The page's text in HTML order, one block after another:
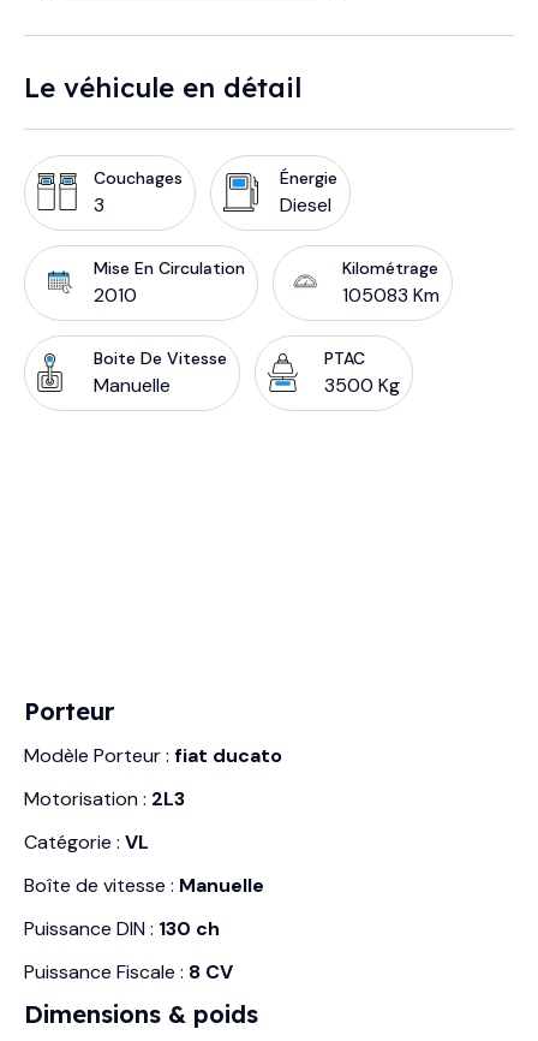
Le véhicule en détail
Couchages
3
Énergie
Diesel
Mise En Circulation
2010
Kilométrage
105083 Km
Boite De Vitesse
Manuelle
PTAC
3500 Kg
Porteur
Modèle Porteur : fiat ducato
Motorisation : 2L3
Catégorie : VL
Boîte de vitesse : Manuelle
Puissance DIN : 130 ch
Puissance Fiscale : 8 CV
Dimensions & poids